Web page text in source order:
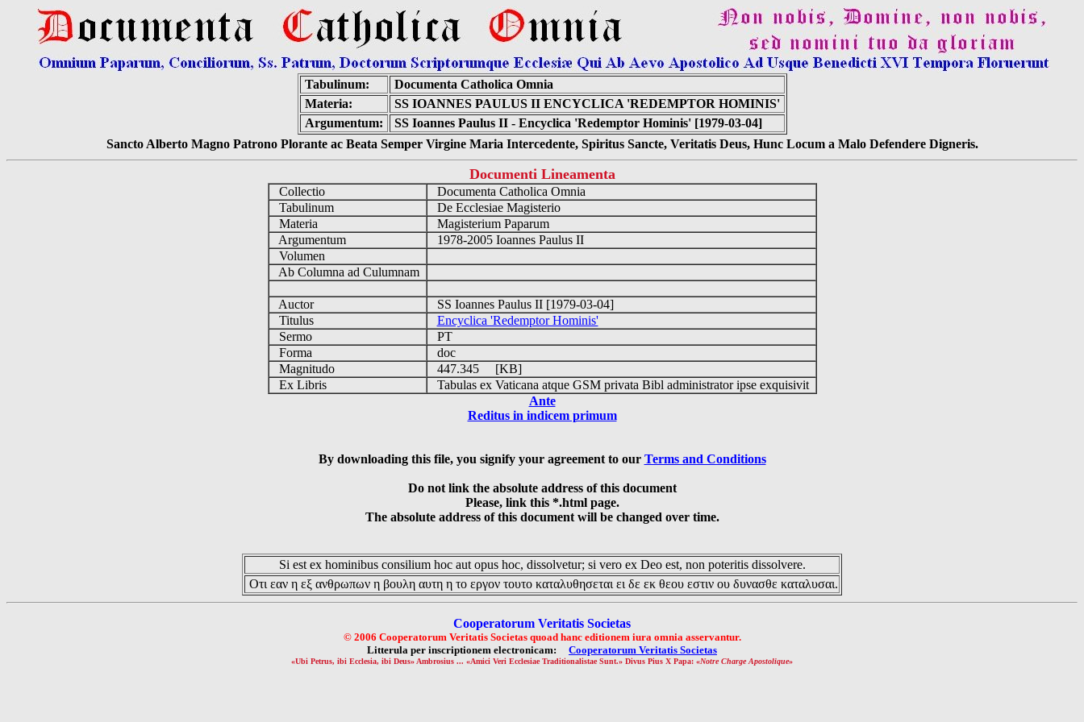
Tabulinum:
Documenta Catholica Omnia
Materia:
SS IOANNES PAULUS II ENCYCLICA 'REDEMPTOR HOMINIS'
Argumentum:
SS Ioannes Paulus II - Encyclica 'Redemptor Hominis' [1979-03-04]
Sancto Alberto Magno Patrono Plorante ac Beata Semper Virgine Maria Intercedente, Spiritus Sancte, Veritatis Deus, Hunc Locum a Malo Defendere Digneris.
Documenti Lineamenta
Collectio
Documenta Catholica Omnia
Tabulinum
De Ecclesiae Magisterio
Materia
Magisterium Paparum
Argumentum
1978-2005 Ioannes Paulus II
Volumen
Ab Columna ad Culumnam
Auctor
SS Ioannes Paulus II [1979-03-04]
Titulus
Encyclica 'Redemptor Hominis'
Sermo
PT
Forma
doc
Magnitudo
447.345 [KB]
Ex Libris
Tabulas ex Vaticana atque GSM privata Bibl administrator ipse exquisivit
Ante
Reditus in indicem primum
By downloading this file, you signify your agreement to our Terms and Conditions
Do not link the absolute address of this document
Please, link this *.html page.
The absolute address of this document will be changed over time.
Si est ex hominibus consilium hoc aut opus hoc, dissolvetur; si vero ex Deo est, non poteritis dissolvere.
Οτι εαν η εξ ανθρωπων η βουλη αυτη η το εργον τουτο καταλυθησεται ει δε εκ θεου εστιν ου δυνασθε καταλυσαι.
Cooperatorum Veritatis Societas
© 2006 Cooperatorum Veritatis Societas quoad hanc editionem iura omnia asservantur.
Litterula per inscriptionem electronicam: Cooperatorum Veritatis Societas
«Ubi Petrus, ibi Ecclesia, ibi Deus» Ambrosius ... «Amici Veri Ecclesiae Traditionalistae Sunt.» Divus Pius X Papa: «Notre Charge Apostolique»